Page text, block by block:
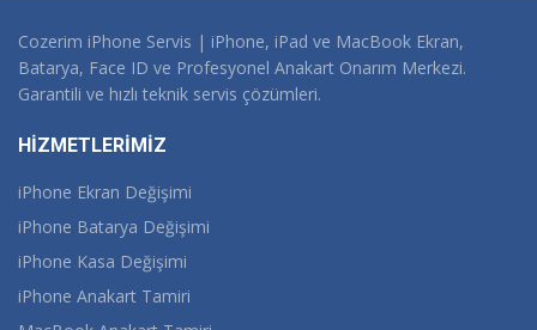
Cozerim iPhone Servis | iPhone, iPad ve MacBook Ekran,
Batarya, Face ID ve Profesyonel Anakart Onarım Merkezi.
Garantili ve hızlı teknik servis çözümleri.
HİZMETLERİMİZ
iPhone Ekran Değişimi
iPhone Batarya Değişimi
iPhone Kasa Değişimi
iPhone Anakart Tamiri